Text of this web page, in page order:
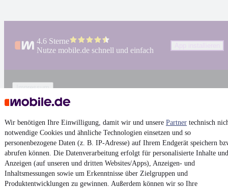
Wir benötigen Ihre Einwilligung, damit wir und unsere Partner technisch
notwendige Cookies und ähnliche Technologien einsetzen und so
personenbezogene Daten (z. B. IP-Adresse) auf Ihrem Endgerät speichern
abrufen können. Die Datenverarbeitung erfolgt für personalisierte Inhalte und
Anzeigen (auf unseren und dritten Websites/Apps), Anzeigen- und
Inhaltsmessungen sowie um Erkenntnisse über Zielgruppen und
Produktentwicklungen zu gewinnen. Außerdem können wir so Ihre
4.6 Sterne
Nutze mobile.de schnell und einfach
Impressum
AGB
Datenschutz
Datenschutzeinstellungen
Erklärung zur Barrierefreiheit
Report Security Vulnerability (English)